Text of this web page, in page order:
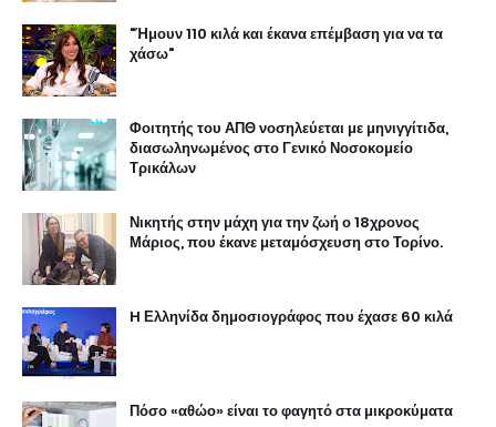
"Ήμουν 110 κιλά και έκανα επέμβαση για να τα
χάσω"
Φοιτητής του ΑΠΘ νοσηλεύεται με μηνιγγίτιδα,
διασωληνωμένος στο Γενικό Νοσοκομείο
Τρικάλων
Νικητής στην μάχη για την ζωή ο 18χρονος
Μάριος, που έκανε μεταμόσχευση στο Τορίνο.
H Ελληνίδα δημοσιογράφος που έχασε 60 κιλά
Πόσο «αθώο» είναι το φαγητό στα μικροκύματα